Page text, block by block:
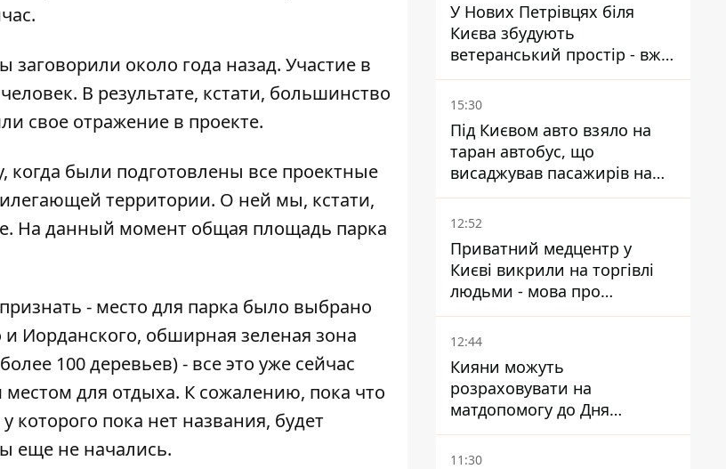
около года назад. Участие в
В результате, кстати, большинство
свое отражение в проекте.
когда были подготовлены все проектные
территории. О ней мы, кстати,
. На данный момент общая площадь парка
- место для парка было выбрано
Иорданского, обширная зеленая зона
100 деревьев) - все это уже сейчас
для отдыха. К сожалению, пока что
которого пока нет названия, будет
еще не начались.
У Нових Петрівцях біля
Києва збудують
ветеранський простір - вже
знайшли проєктанта
15:30
Під Києвом авто взяло на
таран автобус, що
висаджував пасажирів на
зупинці - пасажирка в
лікарні
12:52
Приватний медцентр у
Києві викрили на торгівлі
людьми - мова про
сурогатне материнство
12:44
Кияни можуть
розраховувати на
матдопомогу до Дня
незалежності - кому її
дадуть
11:30